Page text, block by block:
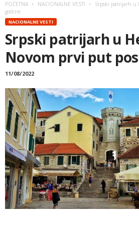
POČETNA NACIONALNE VESTI
Srpski patrijarh u
godine
NACIONALNE VESTI
Srpski patrijarh u
Novom prvi put
11/08/2022